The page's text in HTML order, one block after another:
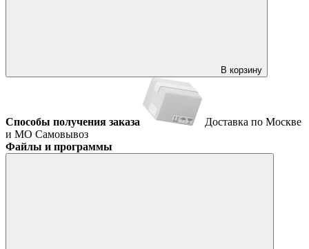
В корзину
Способы получения заказа
Доставка по Москве
и МО Самовывоз
Файлы и программы